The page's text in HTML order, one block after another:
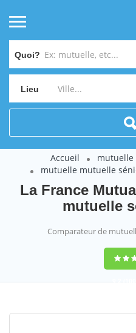
Quoi?
Lieu
Accueil
mutuelle mutuelle
La France
mutuelle
Comparateur de
9,2